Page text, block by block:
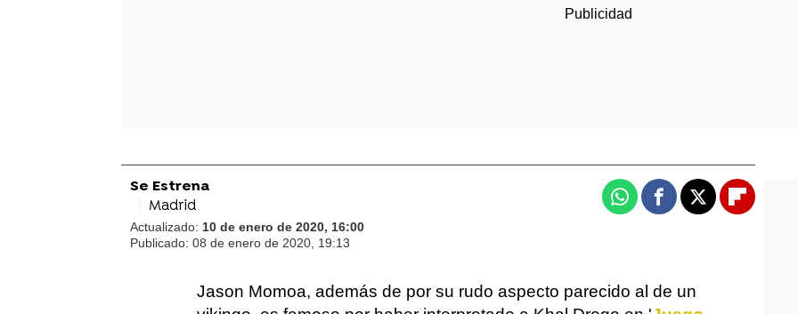
Se Estrena
Madrid
Actualizado: 10 de enero de 2020, 16:00
Publicado: 08 de enero de 2020, 19:13
WhatsappFacebook
X
Jason Momoa, además de por su rudo aspecto parecido al de un